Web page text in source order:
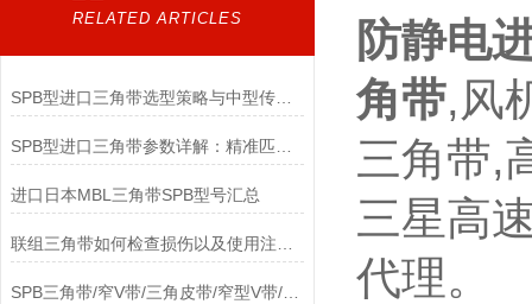
RELATED ARTICLES
SPB型进口三角带选型策略与中型传动适配要点
进口日本MBL三角带SPB型号汇总
SPB三角带/窄V带/三角皮带/窄型V带/窄型三角带
防静电
角带,风
三角带,
三星高
代理。